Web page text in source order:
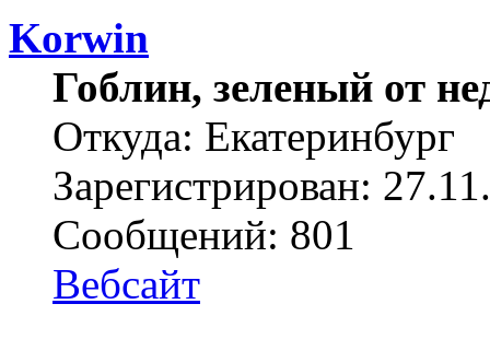
Korwin
Гоблин, зеленый от
Откуда: Екатеринбург
Зарегистрирован:
Сообщений: 801
Вебсайт